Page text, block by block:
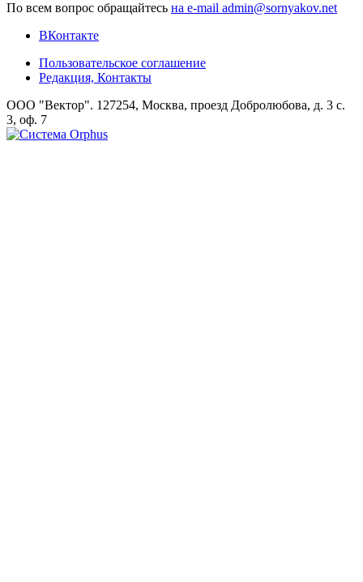
По всем вопрос обращайтесь на e-mail admin@sornyakov.net
ВКонтакте
Пользовательское соглашение
Редакция, Контакты
ООО "Вектор". 127254, Москва, проезд Добролюбова, д. 3 с.
3, оф. 7